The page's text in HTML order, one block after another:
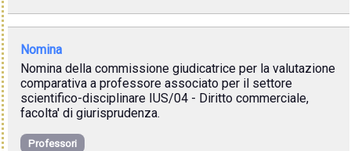
Nomina
Nomina della commissione giudicatrice per la valutazione
comparativa a professore associato per il settore
scientifico-disciplinare IUS/04 - Diritto commerciale,
facolta' di giurisprudenza.
Professori